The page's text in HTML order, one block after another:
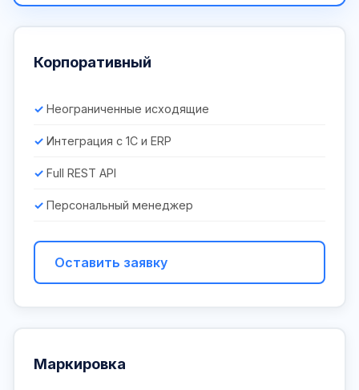
Корпоративный
Неограниченные исходящие
Интеграция с 1С и ERP
Full REST API
Персональный менеджер
Оставить заявку
Маркировка